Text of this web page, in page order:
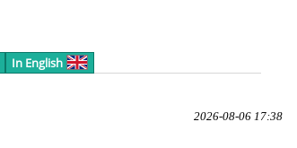
In English
2026-08-06 17:38